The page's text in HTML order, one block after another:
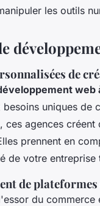
les outils
de
web
besoins uniques de
, ces agences créent
prennent en
de votre
de
du commerce